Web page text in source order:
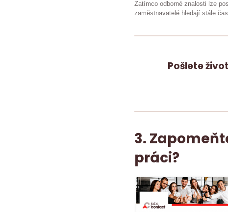
Zatímco odborné znalosti lze
zaměstnavatelé hledají stále
Pošlete
3.
práci?